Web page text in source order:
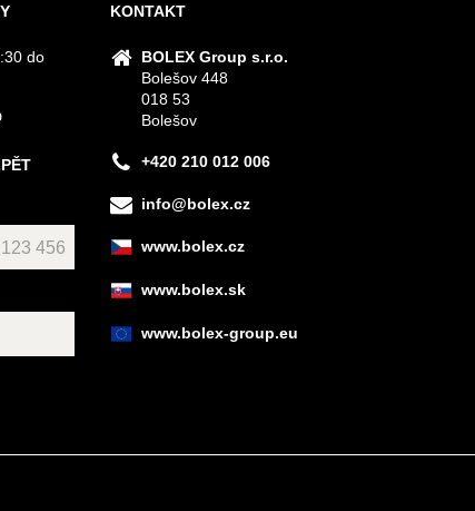
do
KONTAKT
BOLEX Group s.r.o.
Bolešov 448
018 53
Bolešov
+420 210 012 006
info@bolex.cz
www.bolex.cz
www.bolex.sk
www.bolex-group.eu